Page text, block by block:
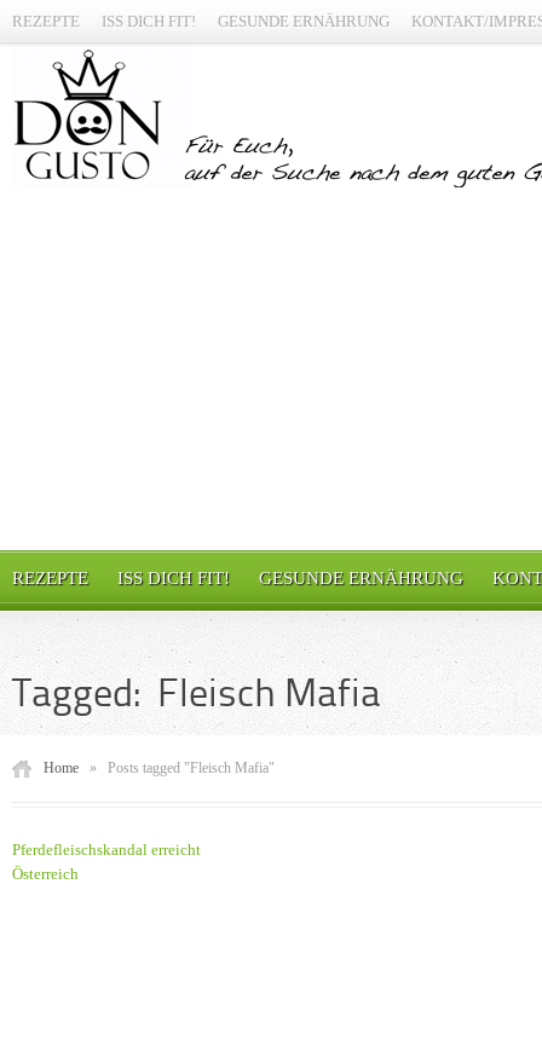
REZEPTE ISS DICH FIT! GESUNDE ERNÄHRUNG KONTAKT/
REZEPTE ISS DICH FIT! GESUNDE ERNÄHRUNG
Tagged: Fleisch Mafia
Home » Posts tagged "Fleisch Mafia"
Pferdefleischskandal erreicht
Österreich